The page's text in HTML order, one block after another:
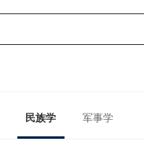
民族学 军事学